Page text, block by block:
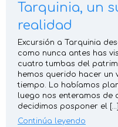
Tarquinia, un
realidad
Excursión a Tarquinia
como nunca antes has
cuatro tumbas del
hemos querido hacer un
tiempo. Lo habíamos
luego nos enteramos de
decidimos posponer el […]
Continúa leyendo